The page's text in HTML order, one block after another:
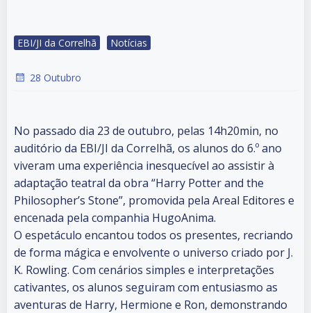
EBI/JI da Correlhã Notícias
28 Outubro
No passado dia 23 de outubro, pelas 14h20min, no
auditório da EBI/JI da Correlhã, os alunos do 6.º ano
viveram uma experiência inesquecível ao assistir à
adaptação teatral da obra “Harry Potter and the
Philosopher’s Stone”, promovida pela Areal Editores e
encenada pela companhia HugoAnima.
O espetáculo encantou todos os presentes, recriando
de forma mágica e envolvente o universo criado por J.
K. Rowling. Com cenários simples e interpretações
cativantes, os alunos seguiram com entusiasmo as
aventuras de Harry, Hermione e Ron, demonstrando